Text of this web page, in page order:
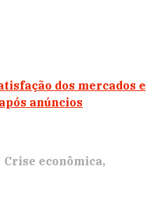
dos mercados e
anúncios
Crise econômica